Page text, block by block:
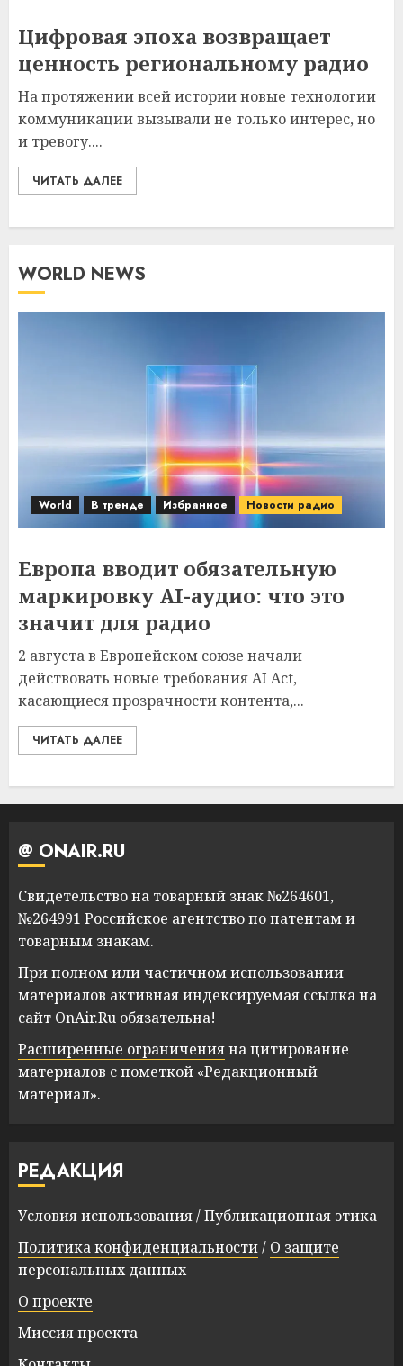
Цифровая эпоха возвращает
ценность региональному радио
На протяжении всей истории новые технологии
коммуникации вызывали не только интерес, но
и тревогу....
ЧИТАТЬ ДАЛЕЕ
WORLD NEWS
World В тренде Избранное Новости радио
Европа вводит обязательную
маркировку AI-аудио: что это
значит для радио
2 августа в Европейском союзе начали
действовать новые требования AI Act,
касающиеся прозрачности контента,...
ЧИТАТЬ ДАЛЕЕ
@ ONAIR.RU
Свидетельство на товарный знак №264601,
№264991 Российское агентство по патентам и
товарным знакам.
При полном или частичном использовании
материалов активная индексируемая ссылка на
сайт OnAir.Ru обязательна!
Расширенные ограниченияна цитирование
материалов с пометкой «Редакционный
материал».
РЕДАКЦИЯ
Условия использования/Публикационная этика
Политика конфиденциальности/ О защите
персональных данных
О проекте
Миссия проекта